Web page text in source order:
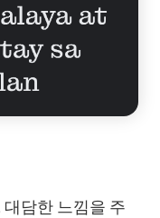
담한 느낌을 주